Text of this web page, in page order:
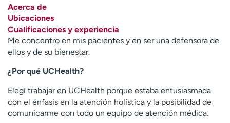
comunicación
Contáctenos
A
y
ú
a
m
e
Acerca de
Ubicaciones
Cualificaciones y experiencia
Me concentro en mis pacientes y en ser una defensora de
ellos y de su bienestar.
¿Por qué UCHealth?
Elegí trabajar en UCHealth porque estaba entusiasmada
con el énfasis en la atención holística y la posibilidad de
comunicarme con todo un equipo de atención médica.